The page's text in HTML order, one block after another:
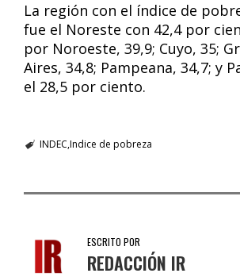
La región con el índice de
fue el Noreste con 42,4 por
por Noroeste, 39,9; Cuyo, 35;
Aires, 34,8; Pampeana, 34,7; y
el 28,5 por ciento.
INDEC Indice de pobreza
ESCRITO POR
REDACCIÓN IR